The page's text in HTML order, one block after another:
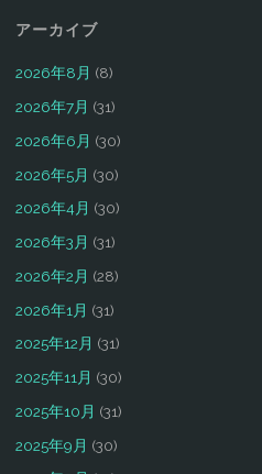
アーカイブ
2026年8月 (8)
2026年7月 (31)
2026年6月 (30)
2026年5月 (30)
2026年4月 (30)
2026年3月 (31)
2026年2月 (28)
2026年1月 (31)
2025年12月 (31)
2025年11月 (30)
2025年10月 (31)
2025年9月 (30)